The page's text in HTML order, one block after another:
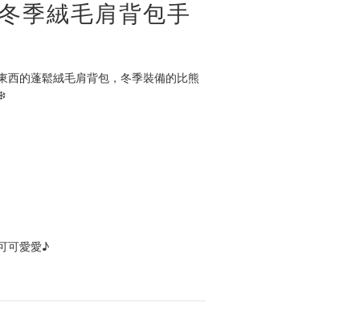
季絨毛肩背包手
西的蓬鬆絨毛肩背包，冬季裝備的比熊
可愛愛♪